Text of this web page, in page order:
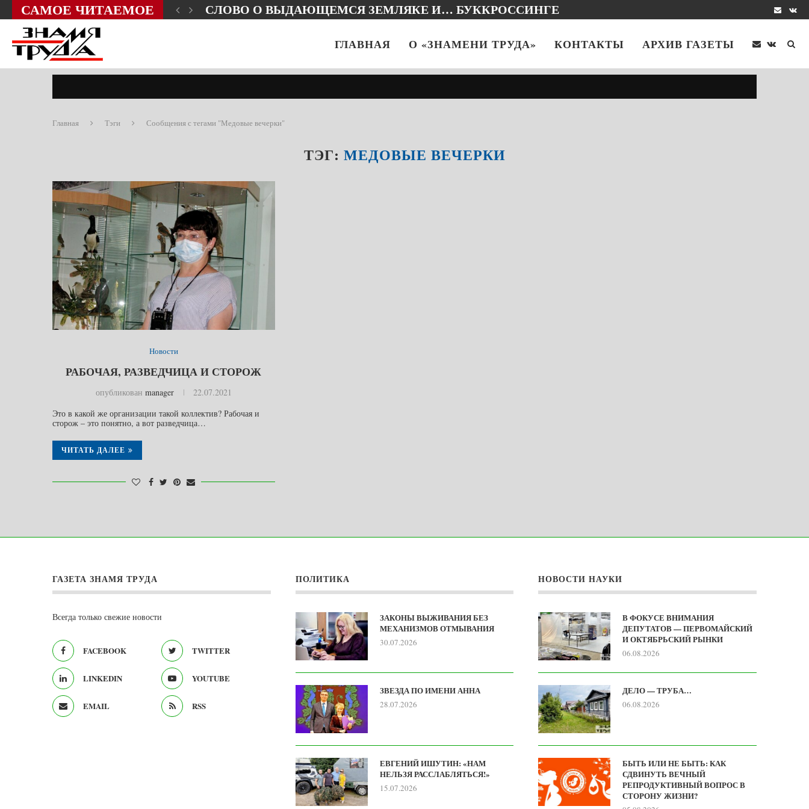
САМОЕ ЧИТАЕМОЕ СЛОВО О ВЫДАЮЩЕМСЯ ЗЕМЛЯКЕ И… БУККРОССИНГЕ
ГЛАВНАЯ О «ЗНАМЕНИ ТРУДА» КОНТАКТЫ АРХИВ ГАЗЕТЫ
Главная Тэги Сообщения с тегами "Медовые вечерки"
ТЭГ: МЕДОВЫЕ ВЕЧЕРКИ
Новости
РАБОЧАЯ, РАЗВЕДЧИЦА И СТОРОЖ
опубликован manager
22.07.2021
Это в какой же организации такой коллектив? Рабочая и
сторож – это понятно, а вот разведчица…
ЧИТАТЬ ДАЛЕЕ
ГАЗЕТА ЗНАМЯ ТРУДА
Всегда только свежие новости
FACEBOOK TWITTER
LINKEDIN YOUTUBE
EMAIL RSS
ПОЛИТИКА
ЗАКОНЫ ВЫЖИВАНИЯ БЕЗ
МЕХАНИЗМОВ ОТМЫВАНИЯ
30.07.2026
ЗВЕЗДА ПО ИМЕНИ АННА
28.07.2026
ЕВГЕНИЙ ИШУТИН: «НАМ
НЕЛЬЗЯ РАССЛАБЛЯТЬСЯ!»
15.07.2026
НОВОСТИ НАУКИ
В ФОКУСЕ ВНИМАНИЯ
ДЕПУТАТОВ — ПЕРВОМАЙСКИЙ
И ОКТЯБРЬСКИЙ РЫНКИ
06.08.2026
ДЕЛО — ТРУБА…
06.08.2026
БЫТЬ ИЛИ НЕ БЫТЬ: КАК
СДВИНУТЬ ВЕЧНЫЙ
РЕПРОДУКТИВНЫЙ ВОПРОС В
СТОРОНУ ЖИЗНИ?